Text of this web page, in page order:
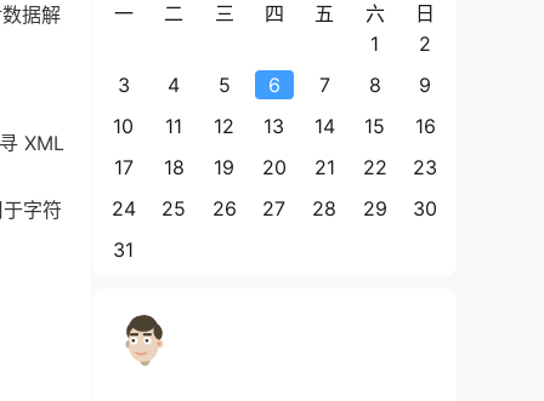
据解
XML
字符
一 二 三 四 五 六
日
1
2
3
4 5 6 7 8
9
10
11 12 13 14 15
16
17
18 19 20 21 22
23
24
25 26 27 28 29
30
31